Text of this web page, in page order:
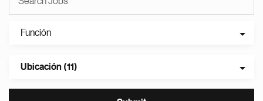
Función
Ubicación (11)